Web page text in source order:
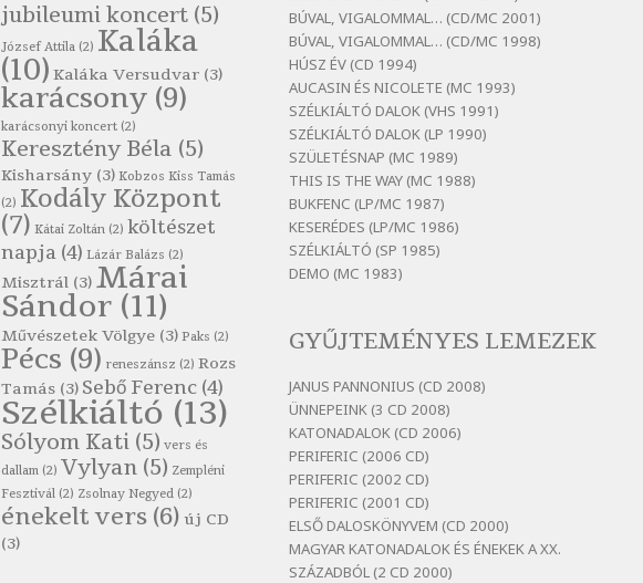
Szélkiáltó
Bertók László: Diófa-levélen
Szélkiáltó
Bertók László: El-elképzelem a
falansztert
Szélkiáltó
Bertók László: Elmenni kevés,
itt maradni sok
Szélkiáltó
Bertók László: Mintha már
pénteken vasárnap
Bertók László: Ó, az a hol volt
Szélkiáltó
Bertók László: Sárga őszi vers
Szélkiáltó
Bertók László: Vásáros
Szélkiáltó
Bertók László: Vizibolt
Szélkiáltó
BÚVAL, VIGALOMMAL… (CD/MC 2001)
BÚVAL, VIGALOMMAL… (CD/MC 1998)
HÚSZ ÉV (CD 1994)
AUCASIN ÉS NICOLETE (MC 1993)
SZÉLKIÁLTÓ DALOK (VHS 1991)
SZÉLKIÁLTÓ DALOK (LP 1990)
SZÜLETÉSNAP (MC 1989)
THIS IS THE WAY (MC 1988)
BUKFENC (LP/MC 1987)
KESERÉDES (LP/MC 1986)
SZÉLKIÁLTÓ (SP 1985)
DEMO (MC 1983)
GYŰJTEMÉNYES LEMEZEK
JANUS PANNONIUS (CD 2008)
ÜNNEPEINK (3 CD 2008)
KATONADALOK (CD 2006)
PERIFERIC (2006 CD)
PERIFERIC (2002 CD)
PERIFERIC (2001 CD)
ELSŐ DALOSKÖNYVEM (CD 2000)
MAGYAR KATONADALOK ÉS ÉNEKEK A XX.
SZÁZADBÓL (2 CD 2000)
jubileumi koncert (5)
József Attila (2) Kaláka
(10) Kaláka Versudvar (3)
karácsony (9)
karácsonyi koncert (2)
Keresztény Béla (5)
Kisharsány (3) Kobzos Kiss Tamás
(2) Kodály Központ
(7) Kátai Zoltán (2) költészet
napja (4) Lázár Balázs (2)
Misztrál (3) Márai
Sándor (11)
Művészetek Völgye (3) Paks (2)
Pécs (9) reneszánsz (2) Rozs
Tamás (3) Sebő Ferenc (4)
Szélkiáltó (13)
Sólyom Kati (5) vers és
dallam (2) Vylyan (5) Zempléni
Fesztivál (2) Zsolnay Negyed (2)
énekelt vers (6) új CD
(3)